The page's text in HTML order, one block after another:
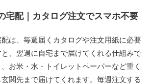
宅配｜カタログ注文でスマホ不要
は、毎週届くカタログや注文用紙に必要
、翌週に自宅まで届けてくれる仕組みで
お米・水・トイレットペーパーなど重く
関先まで届けてくれます。毎週注文する